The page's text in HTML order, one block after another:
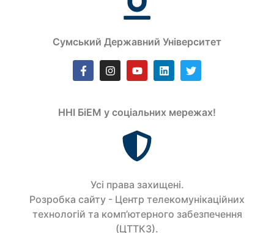
Сумський Державний Університет
ННІ БіЕМ у соціальних мережах!
Усi права захищенi.
Розробка сайту - Центр телекомунікаційних
технологій та комп’ютерного забезпечення
(ЦТТКЗ).